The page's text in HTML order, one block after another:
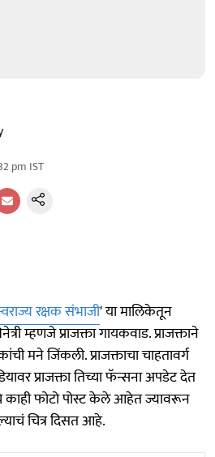
pm IST
रक्षक संभाजी' या मालिकेतून
म्हणजे प्राजक्ता गायकवाड. प्राजक्ताने
मने जिंकली. प्राजक्ताचा चाहतावर्ग
प्राजक्ता तिच्या फॅन्सना अपडेट देत
फोटो पोस्ट केले आहेत ज्यावरून
चित्र दिसत आहे.